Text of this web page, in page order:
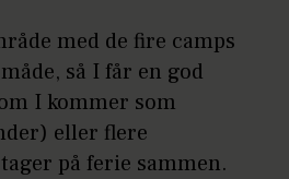
med de fire camps
så I får en god
I kommer som
eller flere
på ferie sammen.